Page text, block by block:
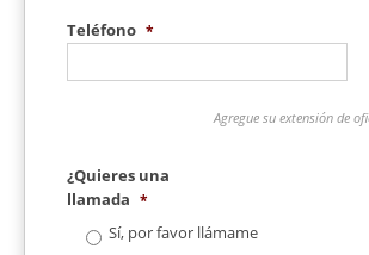
Teléfono *
Agregue su extensión de
¿Quieres una
llamada *
Sí, por favor llámame